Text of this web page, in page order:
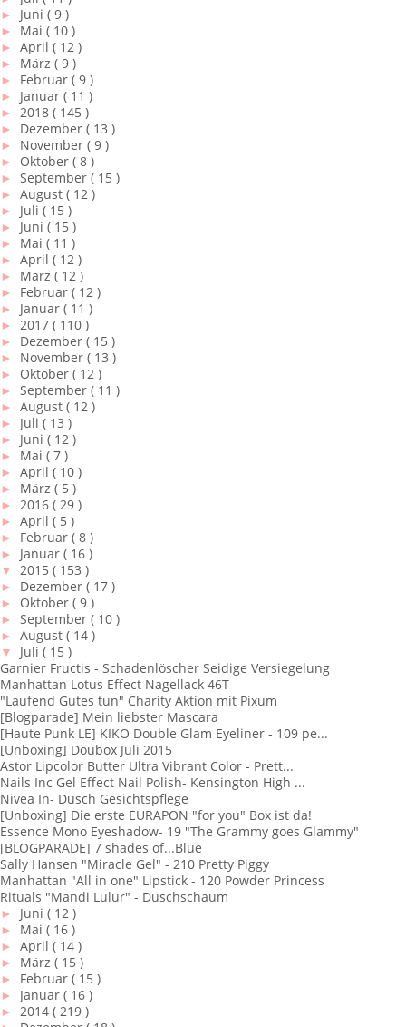
► Juni ( 9 )
► Mai ( 10 )
► April ( 12 )
► März ( 9 )
► Februar ( 9 )
► Januar ( 11 )
► 2018 ( 145 )
► Dezember ( 13 )
► November ( 9 )
► Oktober ( 8 )
► September ( 15 )
► August ( 12 )
► Juli ( 15 )
► Juni ( 15 )
► Mai ( 11 )
► April ( 12 )
► März ( 12 )
► Februar ( 12 )
► Januar ( 11 )
► 2017 ( 110 )
► Dezember ( 15 )
► November ( 13 )
► Oktober ( 12 )
► September ( 11 )
► August ( 12 )
► Juli ( 13 )
► Juni ( 12 )
► Mai ( 7 )
► April ( 10 )
► März ( 5 )
► 2016 ( 29 )
► April ( 5 )
► Februar ( 8 )
► Januar ( 16 )
▼ 2015 ( 153 )
► Dezember ( 17 )
► Oktober ( 9 )
► September ( 10 )
► August ( 14 )
▼
Juli ( 15 )
Garnier Fructis - Schadenlöscher Seidige Versiegelung
Manhattan Lotus Effect Nagellack 46T
"Laufend Gutes tun" Charity Aktion mit Pixum
[Blogparade] Mein liebster Mascara
[Haute Punk LE] KIKO Double Glam Eyeliner - 109 pe...
[Unboxing] Doubox Juli 2015
Astor Lipcolor Butter Ultra Vibrant Color - Prett...
Nails Inc Gel Effect Nail Polish- Kensington High ...
Nivea In- Dusch Gesichtspflege
[Unboxing] Die erste EURAPON "for you" Box ist da!
Essence Mono Eyeshadow- 19 "The Grammy goes Glammy"
[BLOGPARADE] 7 shades of...Blue
Sally Hansen "Miracle Gel" - 210 Pretty Piggy
Manhattan "All in one" Lipstick - 120 Powder Princess
Rituals "Mandi Lulur" - Duschschaum
► Juni ( 12 )
► Mai ( 16 )
► April ( 14 )
► März ( 15 )
► Februar ( 15 )
► Januar ( 16 )
► 2014 ( 219 )